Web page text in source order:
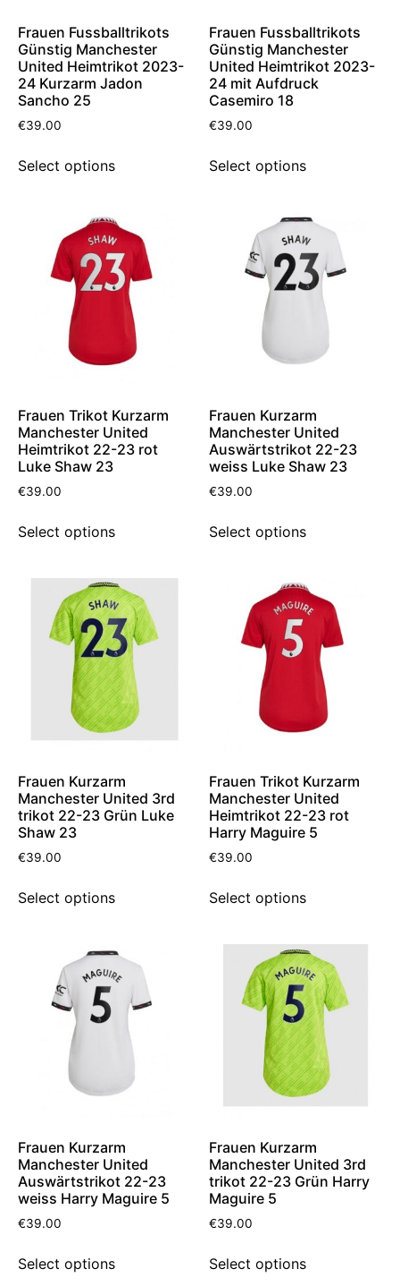
Frauen Fussballtrikots
Günstig Manchester
United Heimtrikot 2023-
24 Kurzarm Jadon
Sancho 25
€39.00
Select options
Frauen Fussballtrikots
Günstig Manchester
United Heimtrikot 2023-
24 mit Aufdruck
Casemiro 18
€39.00
Select options
Frauen Trikot Kurzarm
Manchester United
Heimtrikot 22-23 rot
Luke Shaw 23
€39.00
Select options
Frauen Kurzarm
Manchester United
Auswärtstrikot 22-23
weiss Luke Shaw 23
€39.00
Select options
Frauen Kurzarm
Manchester United 3rd
trikot 22-23 Grün Luke
Shaw 23
€39.00
Select options
Frauen Trikot Kurzarm
Manchester United
Heimtrikot 22-23 rot
Harry Maguire 5
€39.00
Select options
Frauen Kurzarm
Manchester United
Auswärtstrikot 22-23
weiss Harry Maguire 5
€39.00
Select options
Frauen Kurzarm
Manchester United 3rd
trikot 22-23 Grün Harry
Maguire 5
€39.00
Select options